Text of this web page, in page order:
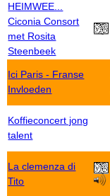
HEIMWEE...
Ciconia Consort
met Rosita
Steenbeek
Ici Paris - Franse
Invloeden
Koffieconcert jong
talent
La clemenza di
Tito